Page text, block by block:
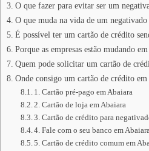
O que fazer para evitar ser um
O que muda na vida de um
É possível ter um cartão de crédito
Porque as empresas estão mudando
Quem pode solicitar um cartão de
Onde consigo um cartão de crédito
1. Cartão pré-pago em Abaiara
2. Cartão de loja em Abaiara
3. Cartão de crédito para
4. Fale com o seu banco em
5. Cartão de crédito comum em